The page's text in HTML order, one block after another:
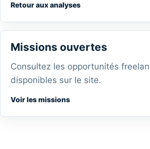
Retour aux analyses
Missions ouvertes
Consultez les opportunités
disponibles sur le site.
Voir les missions